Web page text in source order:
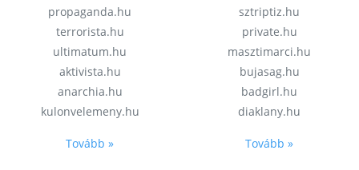
propaganda.hu
terrorista.hu
ultimatum.hu
aktivista.hu
anarchia.hu
kulonvelemeny.hu
Tovább »
sztriptiz.hu
private.hu
masztimarci.hu
bujasag.hu
badgirl.hu
diaklany.hu
Tovább »